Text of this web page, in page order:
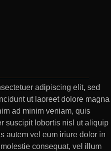
adipiscing elit, sed
ut laoreet dolore magna
ad minim veniam, quis
suscipit lobortis nisl ut aliquip
autem vel eum iriure dolor in
consequat, vel illum